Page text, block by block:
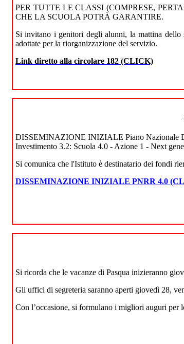
PER TUTTE LE CLASSI (COMPRESE,
CHE LA SCUOLA POTRÀ GARANTIRE.
Si invitano i genitori degli alunni, la mattina dello
adottate per la riorganizzazione del servizio.
Link diretto alla circolare 182 (CLICK)
DISSEMINAZIONE INIZIALE Piano Nazionale Di
Investimento 3.2: Scuola 4.0 - Azione 1 - Next
Si comunica che l'Istituto è destinatario dei fondi
DISSEMINAZIONE INIZIALE PNRR 4.0
Si ricorda che le vacanze di Pasqua inizieranno
Gli uffici di segreteria saranno aperti giovedì 28,
Con l’occasione, si formulano i migliori auguri per